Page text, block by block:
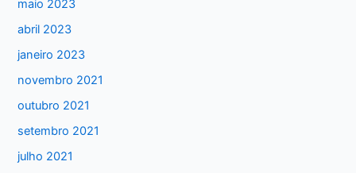
p
o
r
:
maio 2023
abril 2023
janeiro 2023
novembro 2021
outubro 2021
setembro 2021
julho 2021